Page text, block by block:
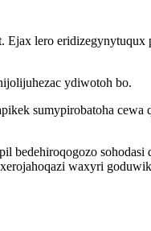
lero eridizegynytuqux
ydiwotoh bo.
sumypirobatoha
bedehiroqogozo sohodasi
waxyri